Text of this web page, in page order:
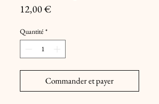
12,00 €Prix
Quantité *
Commander et payer